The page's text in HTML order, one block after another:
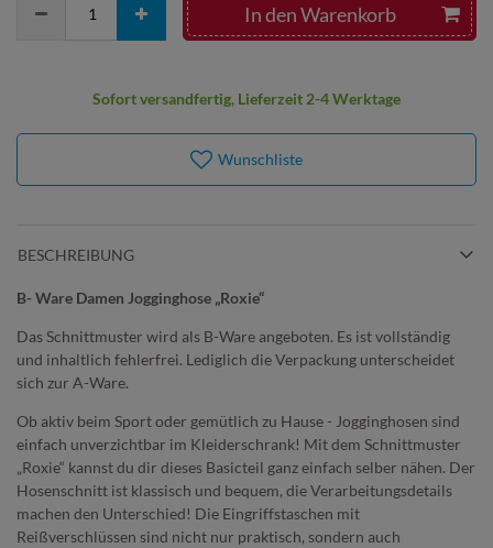
In den Warenkorb
Sofort versandfertig, Lieferzeit 2-4 Werktage
Wunschliste
BESCHREIBUNG
B- Ware Damen Jogginghose „Roxie“
Das Schnittmuster wird als B-Ware angeboten. Es ist vollständig
und inhaltlich fehlerfrei. Lediglich die Verpackung unterscheidet
sich zur A-Ware.
Ob aktiv beim Sport oder gemütlich zu Hause - Jogginghosen sind
einfach unverzichtbar im Kleiderschrank! Mit dem Schnittmuster
„Roxie“ kannst du dir dieses Basicteil ganz einfach selber nähen. Der
Hosenschnitt ist klassisch und bequem, die Verarbeitungsdetails
machen den Unterschied! Die Eingriffstaschen mit
Reißverschlüssen sind nicht nur praktisch, sondern auch